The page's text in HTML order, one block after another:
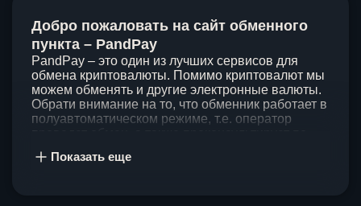
Добро пожаловать на сайт обменного
пункта – PandPay
PandPay – это один из лучших сервисов для
обмена криптовалюты. Помимо криптовалют мы
можем обменять и другие электронные валюты.
Обрати внимание на то, что обменник работает в
полуавтоматическом режиме, т.е. оператор
клиентов, поэтому стараемся проводить обмены
Показать еще